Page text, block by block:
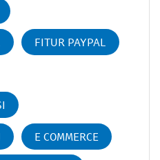
FITUR PAYPAL
E COMMERCE